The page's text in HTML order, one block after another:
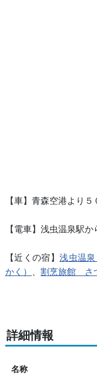
【車】青森空港より５
【電車】浅虫温泉駅
【近くの宿】浅虫温
かく）
割烹旅館 さ
詳細情報
名称